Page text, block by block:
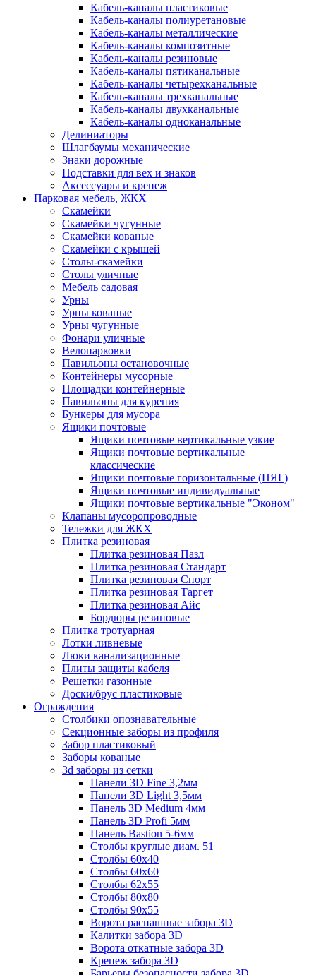
Кабель-каналы пластиковые
Кабель-каналы полиуретановые
Кабель-каналы металлические
Кабель-каналы композитные
Кабель-каналы резиновые
Кабель-каналы пятиканальные
Кабель-каналы четырехканальные
Кабель-каналы трехканальные
Кабель-каналы двухканальные
Кабель-каналы одноканальные
Делиниаторы
Шлагбаумы механические
Знаки дорожные
Подставки для вех и знаков
Аксессуары и крепеж
Парковая мебель, ЖКХ
Скамейки
Скамейки чугунные
Скамейки кованые
Скамейки с крышей
Столы-скамейки
Столы уличные
Мебель садовая
Урны
Урны кованые
Урны чугунные
Фонари уличные
Велопарковки
Павильоны остановочные
Контейнеры мусорные
Площадки контейнерные
Павильоны для курения
Бункеры для мусора
Ящики почтовые
Ящики почтовые вертикальные узкие
Ящики почтовые вертикальные
классические
Ящики почтовые горизонтальные (ПЯГ)
Ящики почтовые индивидуальные
Ящики почтовые вертикальные "Эконом"
Клапаны мусоропроводные
Тележки для ЖКХ
Плитка резиновая
Плитка резиновая Пазл
Плитка резиновая Стандарт
Плитка резиновая Спорт
Плитка резиновая Таргет
Плитка резиновая Айс
Бордюры резиновые
Плитка тротуарная
Лотки ливневые
Люки канализационные
Плиты защиты кабеля
Решетки газонные
Доски/брус пластиковые
Ограждения
Столбики опознавательные
Секционные заборы из профиля
Забор пластиковый
Заборы кованые
3d заборы из сетки
Панели 3D Fine 3,2мм
Панели 3D Light 3,5мм
Панель 3D Medium 4мм
Панель 3D Profi 5мм
Панель Bastion 5-6мм
Столбы круглые диам. 51
Столбы 60х40
Столбы 60х60
Столбы 62х55
Столбы 80х80
Столбы 90х55
Ворота распашные забора 3D
Калитки забора 3D
Ворота откатные забора 3D
Крепеж забора 3D